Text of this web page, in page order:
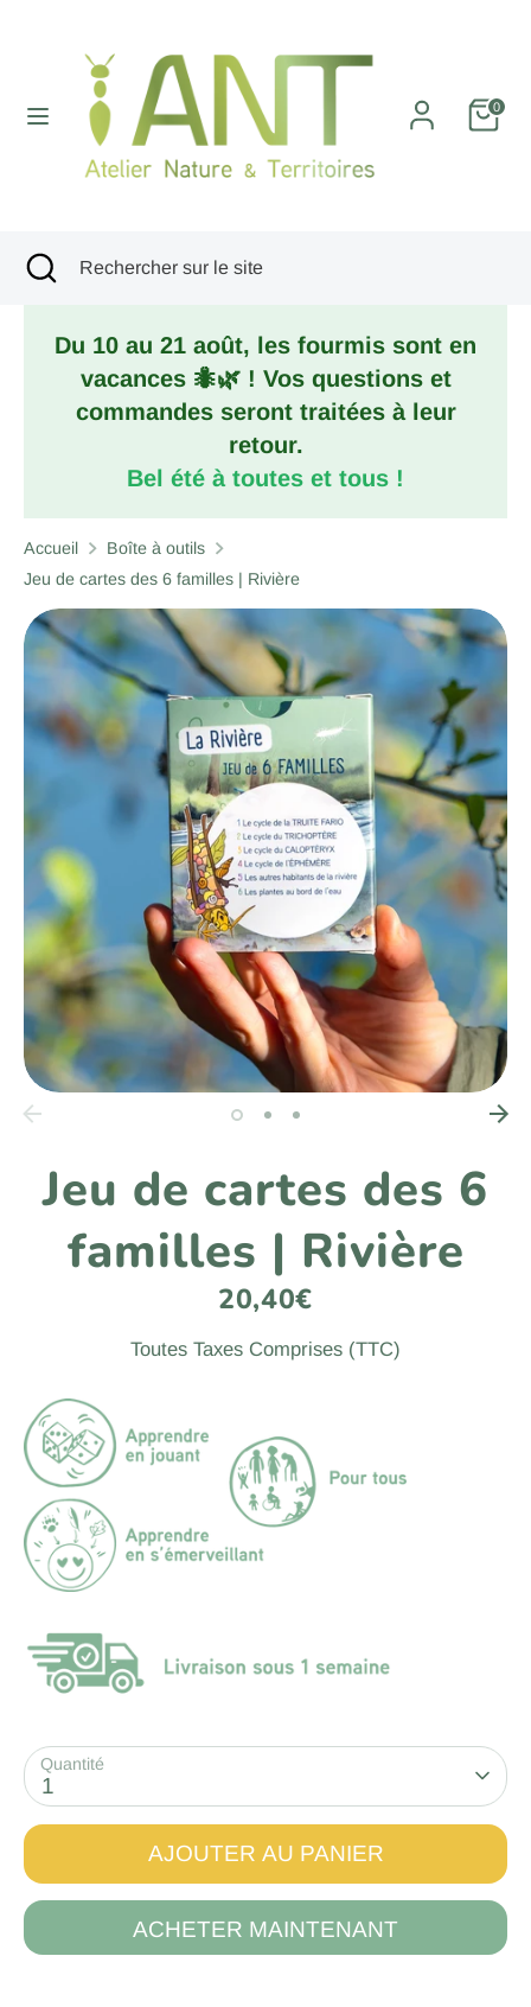
0
RechercheRechercher
sur
le
RechercheRechercher
site
Fermer
la
Du 10 au 21 août, les fourmis sont en
vacances 🐜🌿 ! Vos questions et
commandes seront traitées à leur
retour.
Bel été à toutes et tous !
Accueil
Boîte à outils
Jeu de cartes des 6 familles | Rivière
Jeu de cartes des 6
familles | Rivière
20,40€
Toutes Taxes Comprises (TTC)
Quantité
1
AJOUTER AU PANIER
ACHETER MAINTENANT